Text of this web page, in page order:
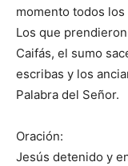
momento todos
Los que
Caifás, el sumo
escribas y los
Palabra del Señor.
Oración:
Jesús detenido y